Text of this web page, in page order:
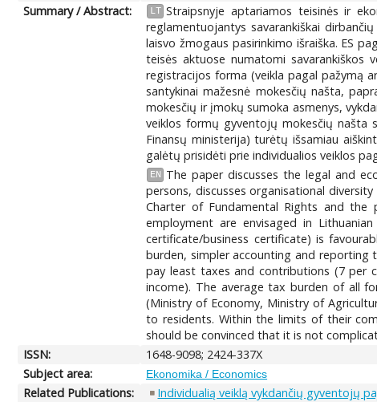
Summary / Abstract: LT Straipsnyje aptariamos teisinės ir
reglamentuojantys savarankiškai
laisvo žmogaus pasirinkimo išraiška. ES
teisės aktuose numatomi savarankiškos
registracijos forma (veikla pagal pažymą
santykinai mažesnė mokesčių našta,
mokesčių ir įmokų sumoka asmenys,
veiklos formų gyventojų mokesčių našta
Finansų ministerija) turėtų išsamiau
galėtų prisidėti prie individualios veiklos
EN
The paper discusses the legal and
persons, discusses organisational
Charter of Fundamental Rights and
employment are envisaged in
certificate/business certificate) is
burden, simpler accounting and reporting
pay least taxes and contributions (7 per
income). The average tax burden of all
(Ministry of Economy, Ministry of
to residents. Within the limits of their
should be convinced that it is not
ISSN:
1648-9098; 2424-337X
Subject area:
Ekonomika / Economics
Related Publications: Individualią veiklą vykdančių gyventojų